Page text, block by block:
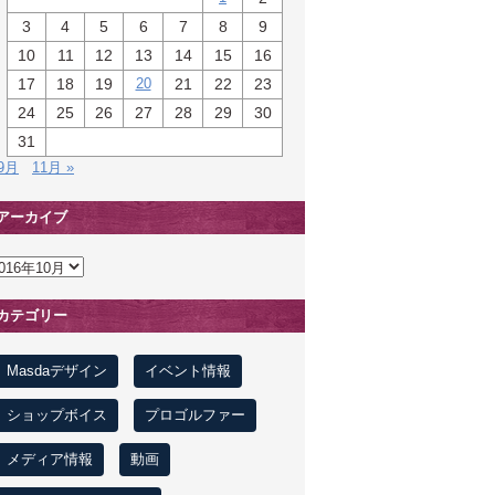
3
4 5 6 7 8
9
10
11 12 13 14 15
16
17
18 19 20 21 22
23
24
25 26 27 28 29
30
31
11月 »
ーカイブ
テゴリー
Masdaデザイン イベント情報
ショップボイス プロゴルファー
メディア情報 動画